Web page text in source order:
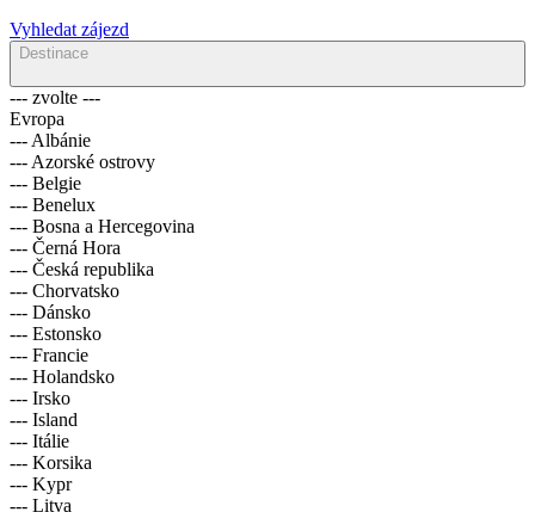
Vyhledat zájezd
Destinace
--- zvolte ---
Evropa
--- Albánie
--- Azorské ostrovy
--- Belgie
--- Benelux
--- Bosna a Hercegovina
--- Černá Hora
--- Česká republika
--- Chorvatsko
--- Dánsko
--- Estonsko
--- Francie
--- Holandsko
--- Irsko
--- Island
--- Itálie
--- Korsika
--- Kypr
--- Litva